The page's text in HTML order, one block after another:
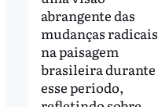
abrangente das
mudanças radicais
na paisagem
brasileira durante
esse período,